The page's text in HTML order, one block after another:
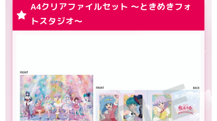
A4クリアファイルセット ～ときめきフォ
トスタジオ～